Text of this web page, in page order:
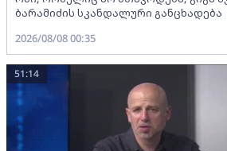
ბარამიძის სკანდალური განცხადება
2026/08/08 00:35
51:14